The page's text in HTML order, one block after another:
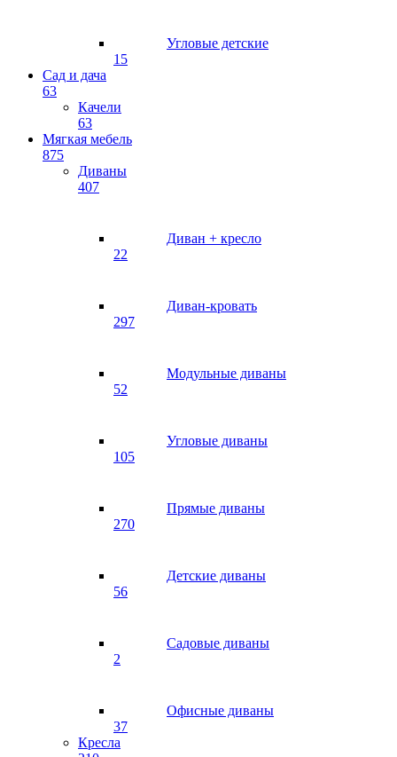
Угловые детские
15
Сад и дача
63
Качели
63
Мягкая мебель
875
Диваны
407
Диван + кресло
22
Диван-кровать
297
Модульные диваны
52
Угловые диваны
105
Прямые диваны
270
Детские диваны
56
Садовые диваны
2
Офисные диваны
37
Кресла